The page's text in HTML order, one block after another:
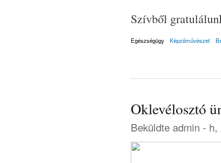
Szívből
Egészségügy Képzőművészet
Oklevélosztó
Beküldte admin - h,